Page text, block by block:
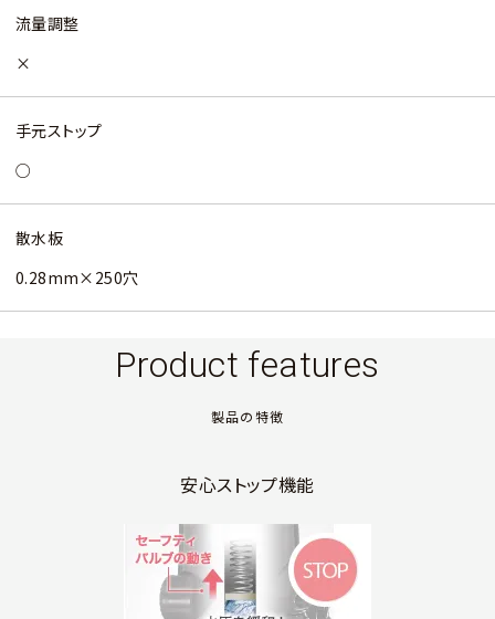
流量調整
×
手元ストップ
○
散水板
0.28mm×250穴
Product features
製品の特徴
安心ストップ機能